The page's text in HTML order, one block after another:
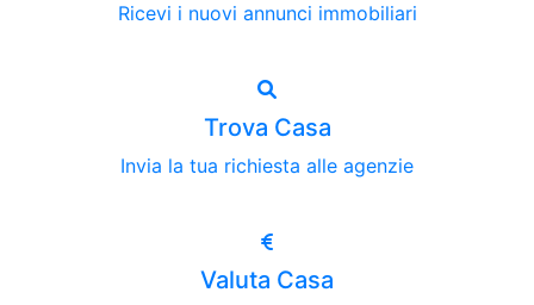
Ricevi i nuovi annunci immobiliari
Trova Casa
Invia la tua richiesta alle agenzie
Valuta Casa